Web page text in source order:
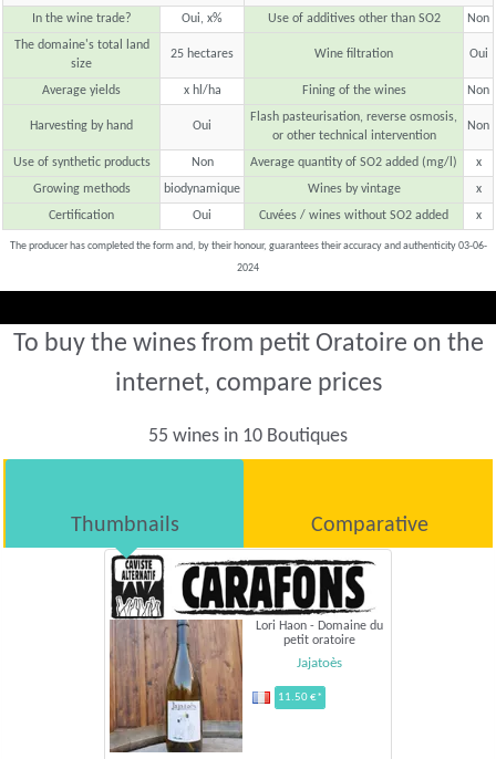
In the wine trade?
Oui, x% Use of additives other than SO2
Non
The domaine's total land
size
25 hectares Wine filtration Oui
Average yields x hl/ha Fining of the wines Non
Harvesting by hand Oui
Flash pasteurisation, reverse osmosis,
or other technical intervention
Non
Use of synthetic products Non Average quantity of SO2 added (mg/l)
x
Growing methods
biodynamique Wines by vintage
x
Certification
Oui Cuvées / wines without SO2 added x
The producer has completed the form and, by their honour, guarantees their accuracy and authenticity 03-06-
2024
To buy the wines from petit Oratoire on the
internet, compare prices
55 wines in 10 Boutiques
Thumbnails Comparative
Lori Haon - Domaine du
petit oratoire
Jajatoès
11.50 €*